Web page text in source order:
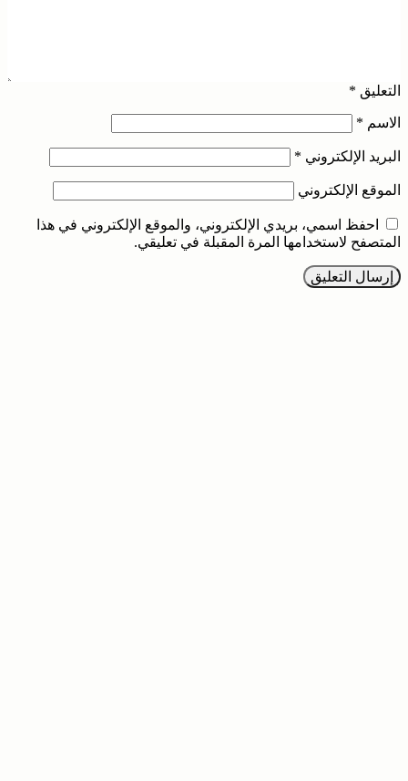
التعليق *
الاسم *
البريد الإلكتروني *
الموقع الإلكتروني
احفظ اسمي، بريدي الإلكتروني، والموقع الإلكتروني في هذا
المتصفح لاستخدامها المرة المقبلة في تعليقي.